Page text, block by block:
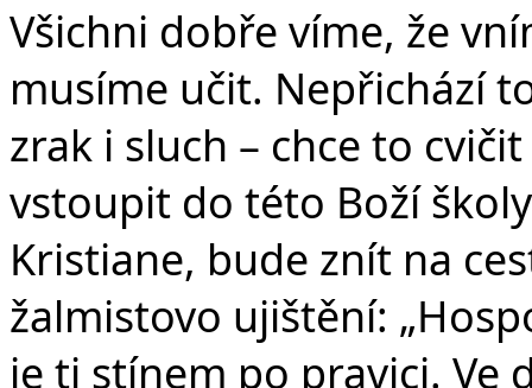
Všichni dobře víme, že
musíme učit. Nepřichází
zrak i sluch – chce to
vstoupit do této Boží
Kristiane, bude znít na
žalmistovo ujištění:
je ti stínem po pravici. Ve